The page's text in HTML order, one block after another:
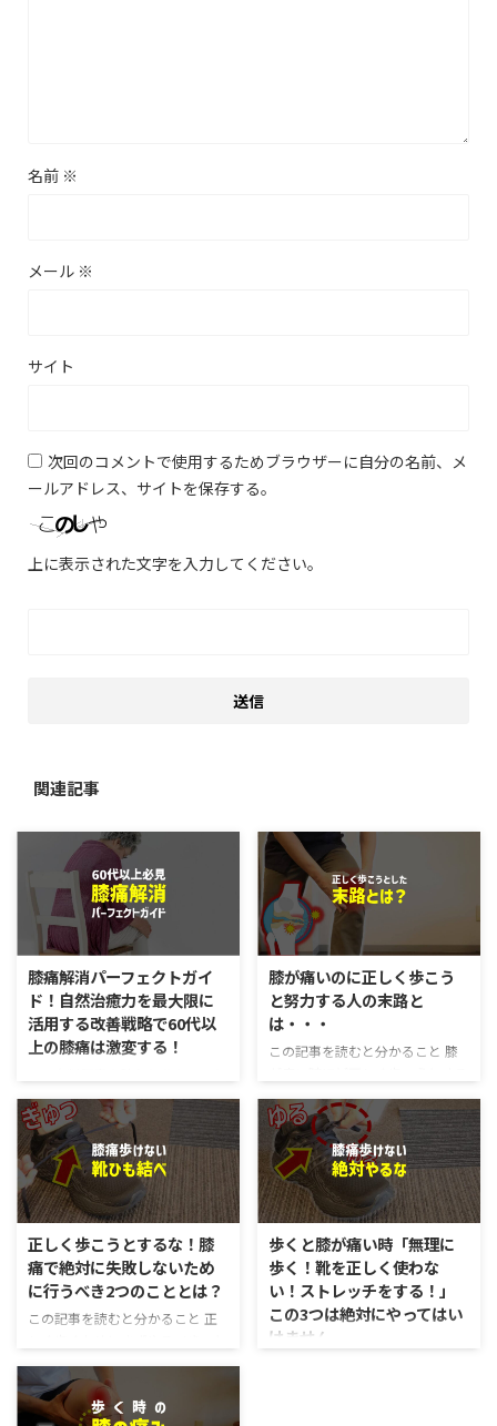
名前 ※
メール ※
サイト
次回のコメントで使用するためブラウザーに自分の名前、メ
ールアドレス、サイトを保存する。
上に表示された文字を入力してください。
関連記事
膝痛解消パーフェクトガイ
ド！自然治癒力を最大限に
活用する改善戦略で60代以
上の膝痛は激変する！
自然治癒力を最大限に活用して、
効率的に膝の痛みを解消すること
ができる「戦略」が分かる 間違
った解消法で膝の痛みが悪化する
のを防ぐことができる 再発して
も自分で対処する力が身につく
「階段がつらい、でも病院では変
形が少ないと言われた」
「YouTubeのセルフケアを頑張っ
ているのに、逆に痛くなった」
はじめまして、理学療法士の長尾
痛のお客様を見てきて、改善する
ために確信したことがあります。
それは、膝の痛みが治らない原因
膝が痛いのに正しく歩こう
と努力する人の末路と
は・・・
この記事を読むと分かること 膝
と、膝の痛みが悪化してしまう理
由が分かります 膝が痛くて歩け
ない時、多くの方がこのように考
えると思います。 「正しく歩け
ば、痛みがなくなるのではない
か？」と。 ですが、結論からお
伝えすると、 結論 膝が痛いとき
は、正しく歩こうとすればするほ
ど、膝の痛みを悪化させてしまう
恐れがあります。 なぜなら、正
しく歩くために、必要な条件が満
たされていないからです。 必要
正しく歩こうとするな！膝
痛で絶対に失敗しないため
に行うべき2つのこととは？
この記事を読むと分かること 正
について 膝が痛い時になぜ正し
く歩いてはいけないのか？その理
由について 最近、このようなコ
歩くと膝が痛い時「無理に
歩く！靴を正しく使わな
い！ストレッチをする！」
この3つは絶対にやってはい
けません